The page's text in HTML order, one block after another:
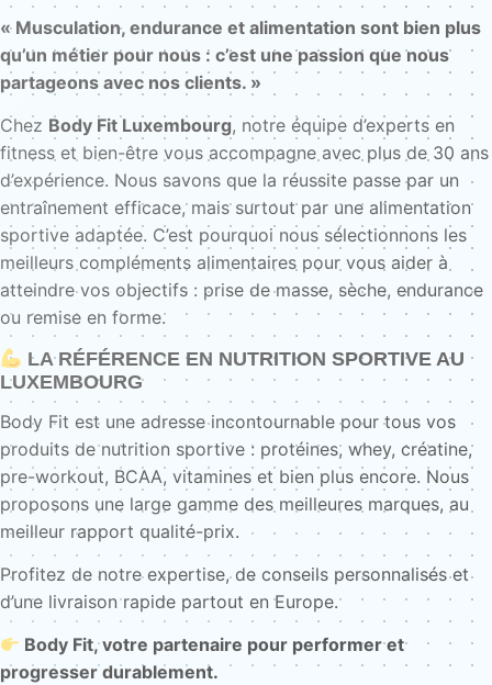
« Musculation, endurance et alimentation sont bien plus
qu’un métier pour nous : c’est une passion que nous
partageons avec nos clients. »
Chez Body Fit Luxembourg, notre équipe d’experts en
fitness et bien-être vous accompagne avec plus de 30 ans
d’expérience. Nous savons que la réussite passe par un
entraînement efficace, mais surtout par une alimentation
sportive adaptée. C’est pourquoi nous sélectionnons les
meilleurs compléments alimentaires pour vous aider à
atteindre vos objectifs : prise de masse, sèche, endurance
ou remise en forme.
LA RÉFÉRENCE EN NUTRITION SPORTIVE AU
LUXEMBOURG
Body Fit est une adresse incontournable pour tous vos
produits de nutrition sportive : protéines, whey, créatine,
pre-workout, BCAA, vitamines et bien plus encore. Nous
proposons une large gamme des meilleures marques, au
meilleur rapport qualité-prix.
Profitez de notre expertise, de conseils personnalisés et
d’une livraison rapide partout en Europe.
Body Fit, votre partenaire pour performer et
progresser durablement.